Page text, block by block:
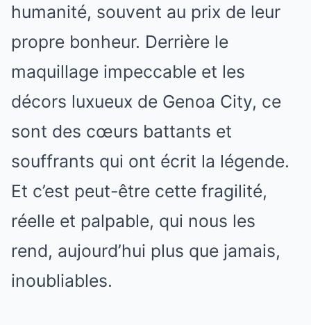
humanité, souvent au prix de leur
propre bonheur. Derrière le
maquillage impeccable et les
décors luxueux de Genoa City, ce
sont des cœurs battants et
souffrants qui ont écrit la légende.
Et c’est peut-être cette fragilité,
réelle et palpable, qui nous les
rend, aujourd’hui plus que jamais,
inoubliables.